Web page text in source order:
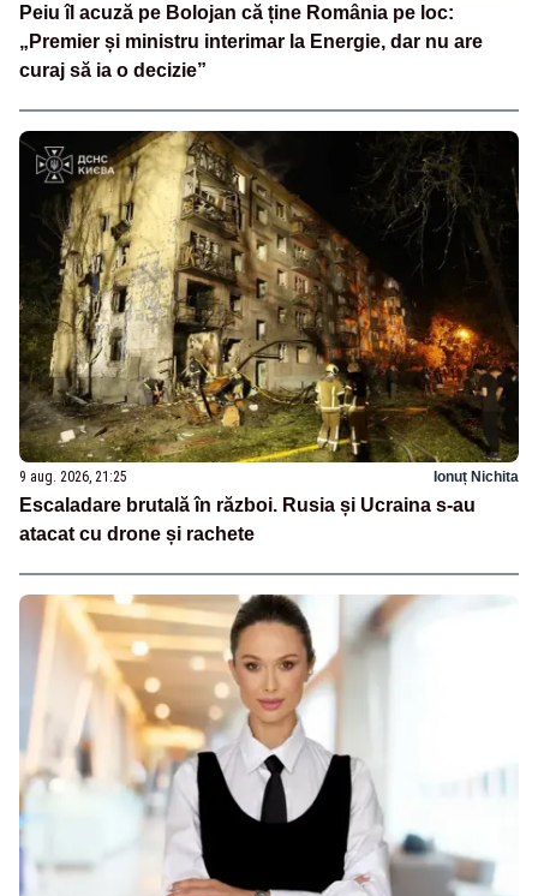
Peiu îl acuză pe Bolojan că ține România pe loc:
„Premier și ministru interimar la Energie, dar nu are
curaj să ia o decizie”
9 aug. 2026, 21:25 Ionuț Nichita
Escaladare brutală în război. Rusia și Ucraina s-au
atacat cu drone și rachete